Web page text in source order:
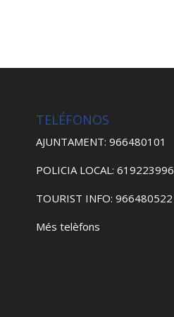
TELÉFONOS
AJUNTAMENT: 966480101
POLICIA LOCAL: 619223996
TOURIST INFO: 966480522
Més telèfons